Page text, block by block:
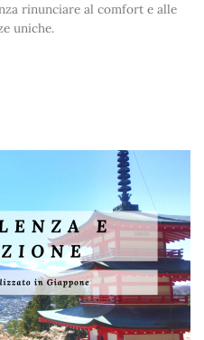
rinunciare al comfort e alle
uniche.